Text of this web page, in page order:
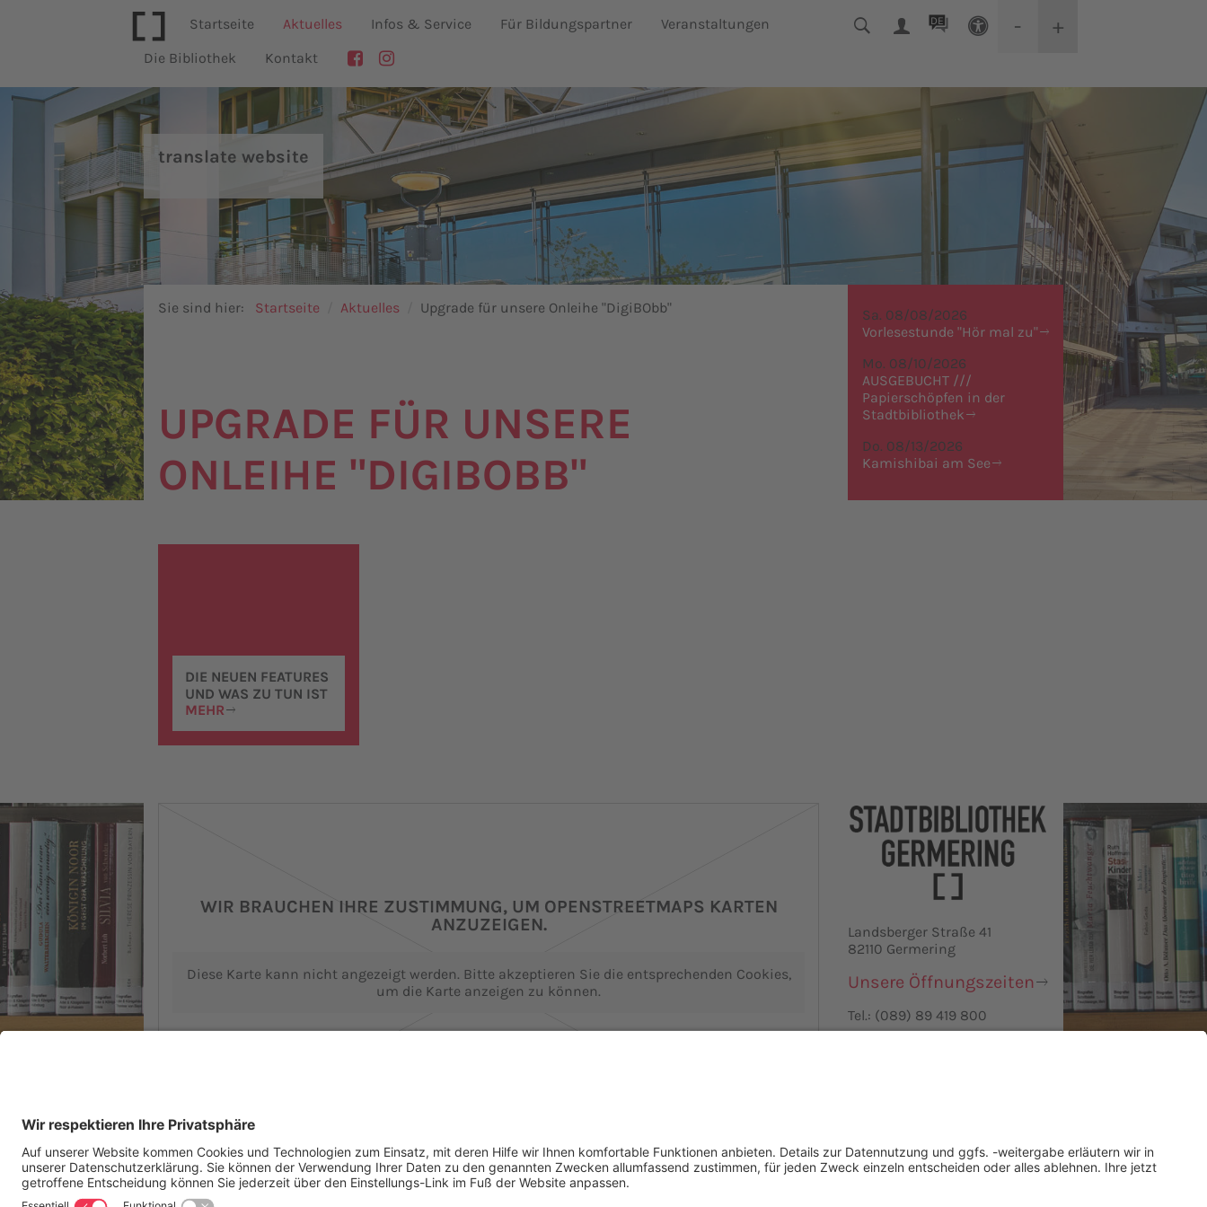
+
-
DE
Startseite Aktuelles Infos & Service Für Bildungspartner
Veranstaltungen
Die Bibliothek
Kontakt
translate website
Sie sind hier: Startseite Aktuelles Upgrade für unsere Onleihe "DigiBObb"
UPGRADE FÜR UNSERE
ONLEIHE "DIGIBOBB"
Sa. 08/08/2026
Vorlesestunde "Hör mal zu"
Mo. 08/10/2026
AUSGEBUCHT ///
Papierschöpfen in der
Stadtbibliothek
Do. 08/13/2026
Kamishibai am See
DIE NEUEN FEATURES
UND WAS ZU TUN IST
MEHR
WIR BRAUCHEN IHRE ZUSTIMMUNG, UM OPENSTREETMAPS KARTEN
ANZUZEIGEN.
Diese Karte kann nicht angezeigt werden. Bitte akzeptieren Sie die entsprechenden Cookies,
um die Karte anzeigen zu können.
Landsberger Straße 41
82110 Germering
Unsere Öffnungszeiten
Tel.: (089) 89 419 800